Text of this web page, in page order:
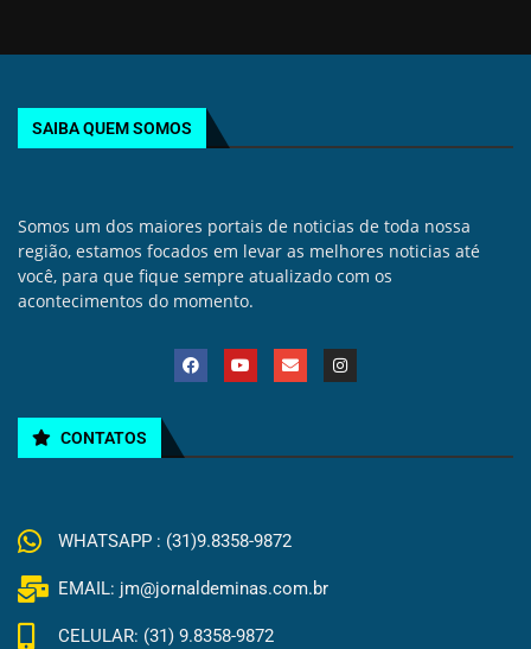
SAIBA QUEM SOMOS
Somos um dos maiores portais de noticias de toda nossa
região, estamos focados em levar as melhores noticias até
você, para que fique sempre atualizado com os
acontecimentos do momento.
CONTATOS
WHATSAPP : (31)9.8358-9872
EMAIL: jm@jornaldeminas.com.br
CELULAR: (31) 9.8358-9872